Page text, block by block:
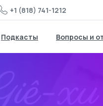
+1 (818) 741-1212
Подкасты Вопросы и